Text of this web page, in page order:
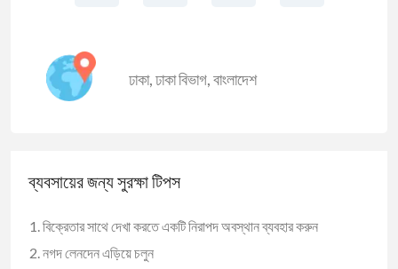
ঢাকা,ঢাকা বিভাগ,বাংলাদেশ
ব্যবসায়ের জন্য সুরক্ষা টিপস
বিক্রেতার সাথে দেখা করতে একটি নিরাপদ অবস্থান ব্যবহার করুন
নগদ লেনদেন এড়িয়ে চলুন